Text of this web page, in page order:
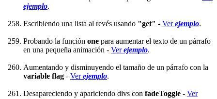
ejemplo.
Escribiendo una lista al revés usando "get" - Verejemplo.
Probando la función one para aumentar el texto de un párrafo
en una pequeña animación - Verejemplo.
Aumentando y disminuyendo el tamaño de un párrafo con la
variable flag - Verejemplo.
Desapareciendo y apariciendo divs con fadeToggle - Ver